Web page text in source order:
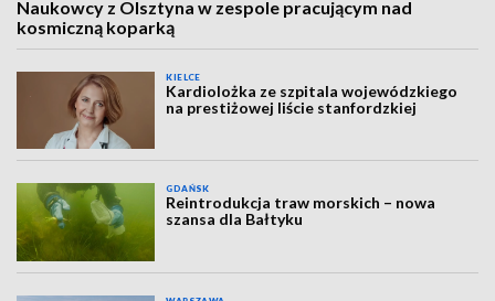
Naukowcy z Olsztyna w zespole pracującym nad
kosmiczną koparką
KIELCE
Kardiolożka ze szpitala wojewódzkiego
na prestiżowej liście stanfordzkiej
GDAŃSK
Reintrodukcja traw morskich – nowa
szansa dla Bałtyku